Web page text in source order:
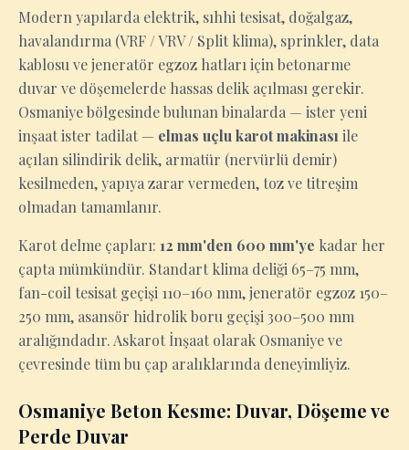
Modern yapılarda elektrik, sıhhi tesisat, doğalgaz,
havalandırma (VRF / VRV / Split klima), sprinkler, data
kablosu ve jeneratör egzoz hatları için betonarme
duvar ve döşemelerde hassas delik açılması gerekir.
Osmaniye bölgesinde bulunan binalarda — ister yeni
inşaat ister tadilat — elmas uçlu karot makinası ile
açılan silindirik delik, armatür (nervürlü demir)
kesilmeden, yapıya zarar vermeden, toz ve titreşim
olmadan tamamlanır.
Karot delme çapları: 12 mm'den 600 mm'ye kadar her
çapta mümkündür. Standart klima deliği 65–75 mm,
fan-coil tesisat geçişi 110–160 mm, jeneratör egzoz 150–
250 mm, asansör hidrolik boru geçişi 300–500 mm
aralığındadır. Askarot İnşaat olarak Osmaniye ve
çevresinde tüm bu çap aralıklarında deneyimliyiz.
Osmaniye Beton Kesme: Duvar, Döşeme ve
Perde Duvar